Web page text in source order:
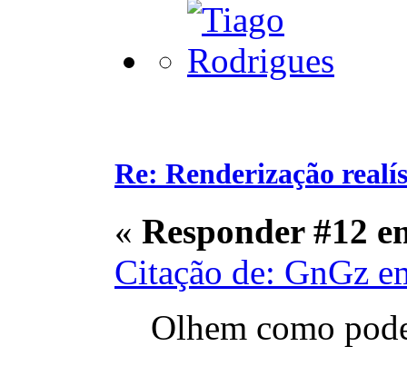
Re: Renderização
« Responder #12
Citação de: GnGz
Olhem como